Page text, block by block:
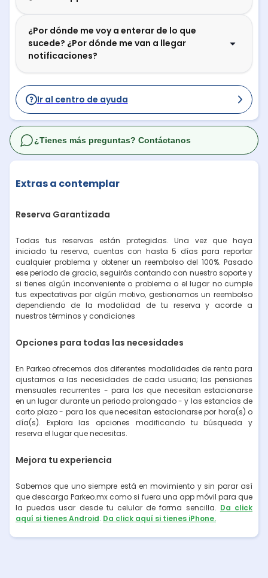
¿Por dónde me voy a enterar de lo que
sucede? ¿Por dónde me van a llegar
notificaciones?
Ir al centro de ayuda
Extras a contemplar
Reserva Garantizada
Todas tus reservas están protegidas. Una vez que haya
iniciado tu reserva, cuentas con hasta 5 días para reportar
cualquier problema y obtener un reembolso del 100%. Pasado
ese periodo de gracia, seguirás contando con nuestro soporte y
si tienes algún inconveniente o problema o el lugar no cumple
tus expectativas por algún motivo, gestionamos un reembolso
dependiendo de la modalidad de tu reserva y acorde a
nuestros términos y condiciones
Opciones para todas las necesidades
En Parkeo ofrecemos dos diferentes modalidades de renta para
ajustarnos a las necesidades de cada usuario; las pensiones
mensuales recurrentes - para los que necesitan estacionarse
en un lugar durante un periodo prolongado - y las estancias de
corto plazo - para los que necesitan estacionarse por hora(s) o
día(s). Explora las opciones modificando tu búsqueda y
reserva el lugar que necesitas.
Mejora tu experiencia
Sabemos que uno siempre está en movimiento y sin parar así
que descarga Parkeo.mx como si fuera una app móvil para que
la puedas usar desde tu celular de forma sencilla. Da click
aquí si tienes Android. Da click aquí si tienes iPhone.
¿Tienes más preguntas? Contáctanos